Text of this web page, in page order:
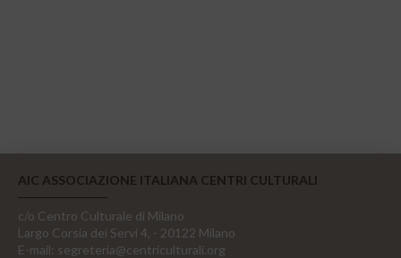
AIC ASSOCIAZIONE ITALIANA CENTRI CULTURALI
c/o Centro Culturale di Milano
Largo Corsia dei Servi 4, - 20122 Milano
E-mail: segreteria@centriculturali.org